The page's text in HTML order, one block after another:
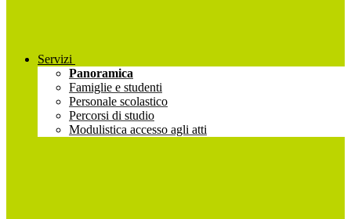
Servizi
Panoramica
Famiglie e studenti
Personale scolastico
Percorsi di studio
Modulistica accesso agli atti